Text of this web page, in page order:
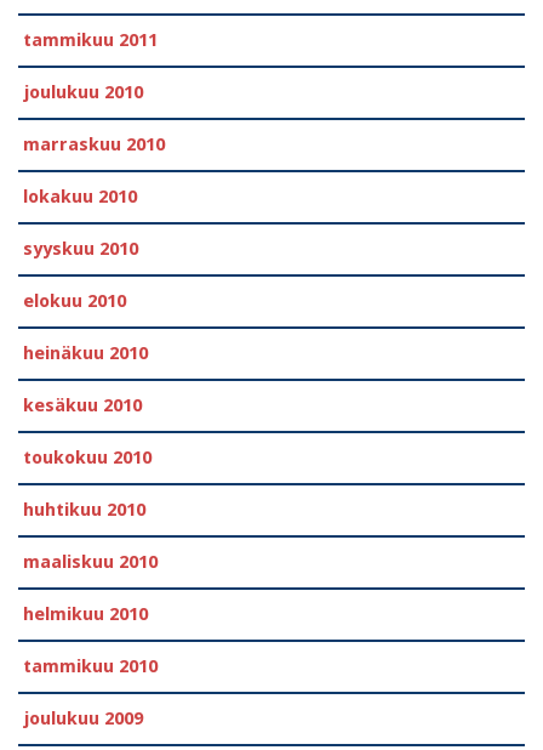
tammikuu 2011
joulukuu 2010
marraskuu 2010
lokakuu 2010
syyskuu 2010
elokuu 2010
heinäkuu 2010
kesäkuu 2010
toukokuu 2010
huhtikuu 2010
maaliskuu 2010
helmikuu 2010
tammikuu 2010
joulukuu 2009